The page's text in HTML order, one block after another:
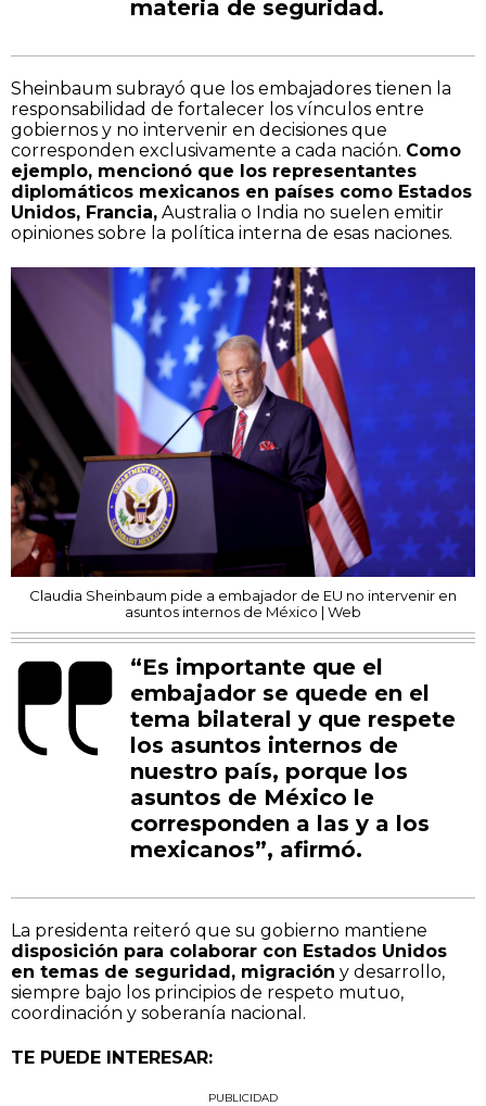
materia de seguridad.
Sheinbaum subrayó que los embajadores tienen la
responsabilidad de fortalecer los vínculos entre
gobiernos y no intervenir en decisiones que
corresponden exclusivamente a cada nación. Como
ejemplo, mencionó que los representantes
diplomáticos mexicanos en países como Estados
Unidos, Francia, Australia o India no suelen emitir
opiniones sobre la política interna de esas naciones.
Claudia Sheinbaum pide a embajador de EU no intervenir en
asuntos internos de México | Web
“Es importante que el
embajador se quede en el
tema bilateral y que respete
los asuntos internos de
nuestro país, porque los
asuntos de México le
corresponden a las y a los
mexicanos”, afirmó.
La presidenta reiteró que su gobierno mantiene
disposición para colaborar con Estados Unidos
en temas de seguridad, migración y desarrollo,
siempre bajo los principios de respeto mutuo,
coordinación y soberanía nacional.
TE PUEDE INTERESAR:
PUBLICIDAD